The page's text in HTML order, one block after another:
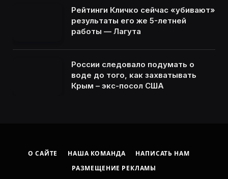
Рейтинги Кличко сейчас «убивают»
результаты его же 5-летней
работы — Лагута
России следовало подумать о
воде до того, как захватывать
Крым – экс-посол США
О САЙТЕ НАША КОМАНДА
НАПИСАТЬ НАМ
РАЗМЕЩЕНИЕ РЕКЛАМЫ